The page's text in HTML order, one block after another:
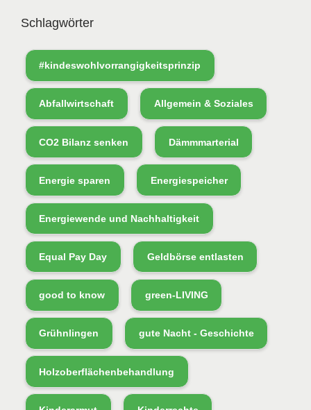
Schlagwörter
#kindeswohlvorrangigkeitsprinzip
Abfallwirtschaft Allgemein & Soziales
CO2 Bilanz senken Dämmmarterial
Energie sparen Energiespeicher
Energiewende und Nachhaltigkeit
Equal Pay Day Geldbörse entlasten
good to know green-LIVING
Grühnlingen gute Nacht - Geschichte
Holzoberflächenbehandlung